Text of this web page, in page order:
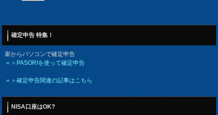
確定申告 特集！
家からパソコンで確定申告
＝＞PASORIを使って確定申告
＝＞確定申告関連の記事はこちら
NISA口座はOK?